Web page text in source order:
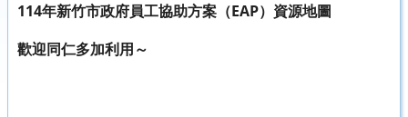
114年新竹市政府員工協助方案（EAP）資源地圖
歡迎同仁多加利用～